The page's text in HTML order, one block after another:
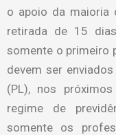
o apoio da maioria
retirada de 15
somente o primeiro
devem ser
(PL), nos
regime de
somente os